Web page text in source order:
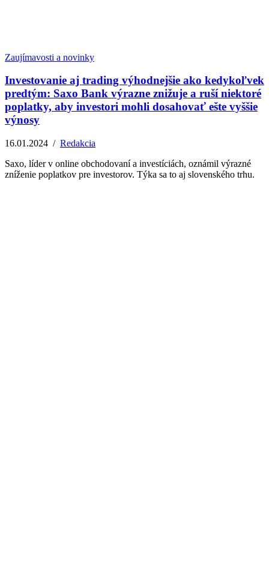
Zaujímavosti a novinky
Investovanie aj trading výhodnejšie ako kedykoľvek
predtým: Saxo Bank výrazne znižuje a ruší niektoré
poplatky, aby investori mohli dosahovať ešte vyššie
výnosy
16.01.2024 / Redakcia
Saxo, líder v online obchodovaní a investíciách, oznámil výrazné
zníženie poplatkov pre investorov. Týka sa to aj slovenského trhu.